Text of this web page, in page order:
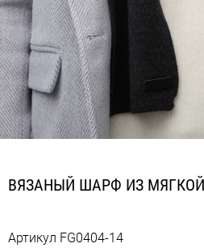
ВЯЗАНЫЙ ШАРФ ИЗ
Артикул FG0404-14